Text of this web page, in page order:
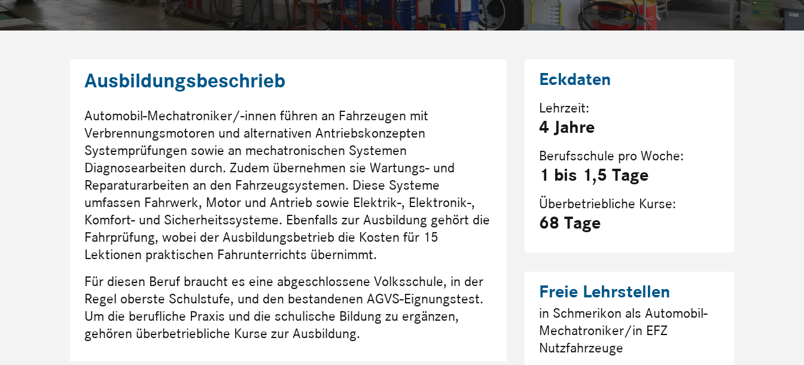
Ausbildungsbeschrieb
Automobil-Mechatroniker/-innen führen an Fahrzeugen mit
Verbrennungsmotoren und alternativen Antriebskonzepten
Systemprüfungen sowie an mechatronischen Systemen
Diagnosearbeiten durch. Zudem übernehmen sie Wartungs- und
Reparaturarbeiten an den Fahrzeugsystemen. Diese Systeme
umfassen Fahrwerk, Motor und Antrieb sowie Elektrik-, Elektronik-,
Komfort- und Sicherheitssysteme. Ebenfalls zur Ausbildung gehört die
Fahrprüfung, wobei der Ausbildungsbetrieb die Kosten für 15
Lektionen praktischen Fahrunterrichts übernimmt.
Für diesen Beruf braucht es eine abgeschlossene Volksschule, in der
Regel oberste Schulstufe, und den bestandenen AGVS-Eignungstest.
Um die berufliche Praxis und die schulische Bildung zu ergänzen,
gehören überbetriebliche Kurse zur Ausbildung.
Eckdaten
Lehrzeit:
4 Jahre
Berufsschule pro Woche:
1 bis 1,5 Tage
Überbetriebliche Kurse:
68 Tage
Freie Lehrstellen
in Schmerikon als Automobil-
Mechatroniker/in EFZ
Nutzfahrzeuge